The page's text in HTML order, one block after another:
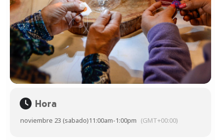
Hora
noviembre 23 (sabado)11:00am-1:00pm (GMT+00:00)